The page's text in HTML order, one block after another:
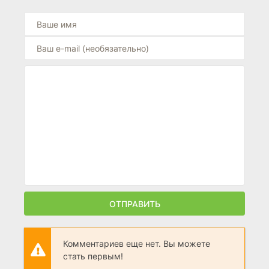
ОТПРАВИТЬ
Комментариев еще нет. Вы можете
стать первым!